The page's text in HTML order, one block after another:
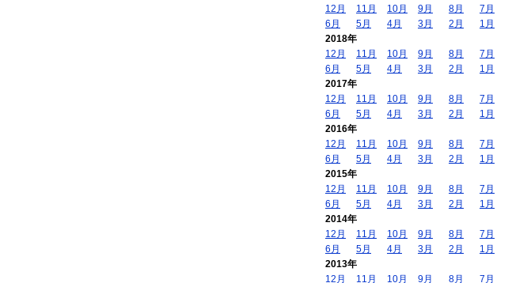
12月
11月 10月 9月 8月
7月
6月
5月 4月 3月 2月
1月
2018年
12月
11月 10月 9月 8月
7月
6月
5月 4月 3月 2月
1月
2017年
12月
11月 10月 9月 8月
7月
6月
5月 4月 3月 2月
1月
2016年
12月
11月 10月 9月 8月
7月
6月
5月 4月 3月 2月
1月
2015年
12月
11月 10月 9月 8月
7月
6月
5月 4月 3月 2月
1月
2014年
12月
11月 10月 9月 8月
7月
6月
5月 4月 3月 2月
1月
2013年
12月
11月 10月 9月 8月 7月